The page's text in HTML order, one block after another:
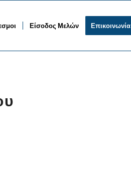
Είσοδος Μελών Επικοινωνία